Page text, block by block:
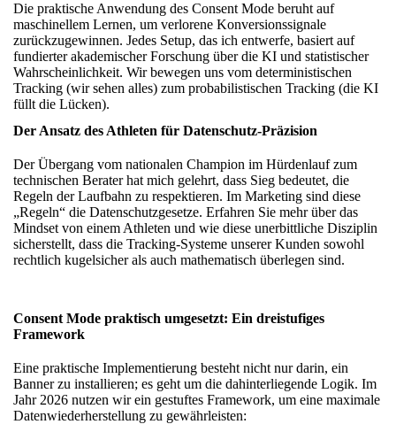
Die praktische Anwendung des Consent Mode beruht auf
maschinellem Lernen, um verlorene Konversionssignale
zurückzugewinnen. Jedes Setup, das ich entwerfe, basiert auf
fundierterakademischer Forschung über die KI und statistischer
Wahrscheinlichkeit. Wir bewegen uns vom deterministischen
Tracking (wir sehen alles) zum probabilistischen Tracking (die KI
füllt die Lücken).
Der Ansatz des Athleten für Datenschutz-Präzision
Der Übergang vom nationalen Champion im Hürdenlauf zum
technischen Berater hat mich gelehrt, dass Sieg bedeutet, die
Regeln der Laufbahn zu respektieren. Im Marketing sind diese
„Regeln“ die Datenschutzgesetze. Erfahren Sie mehr überdas
Mindset von einem Athleten und wie diese unerbittliche Disziplin
sicherstellt, dass die Tracking-Systeme unserer Kunden sowohl
rechtlich kugelsicher als auch mathematisch überlegen sind.
Consent Mode praktisch umgesetzt: Ein dreistufiges
Framework
Eine praktische Implementierung besteht nicht nur darin, ein
Banner zu installieren; es geht um die dahinterliegende Logik. Im
Jahr 2026 nutzen wir ein gestuftes Framework, um eine maximale
Datenwiederherstellung zu gewährleisten: